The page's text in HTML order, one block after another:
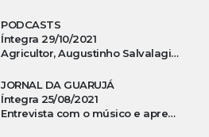
PODCASTS
Íntegra 29/10/2021
Agricultor, Augustinho Salvalagio, relata sobre aparição do Cavaleiro Negro no Rio das Furnas
JORNAL DA GUARUJÁ
Íntegra 25/08/2021
Entrevista com o músico e apresentador, Lismael Ferrareis, no Cidade e Campo